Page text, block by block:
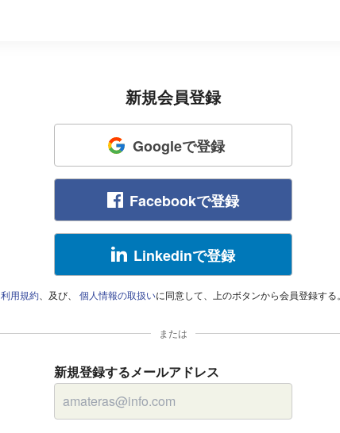
新規会員登録
Googleで登録
Facebookで登録
Linkedinで登録
利用規約、及び、 個人情報の取扱いに同意して、上のボタンから会員登録する。
または
新規登録するメールアドレス